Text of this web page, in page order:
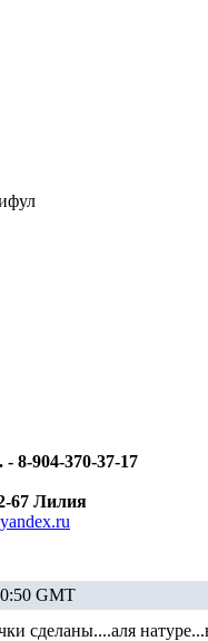
8-904-370-37-17
67 Лилия
GMT
сделаны....аля